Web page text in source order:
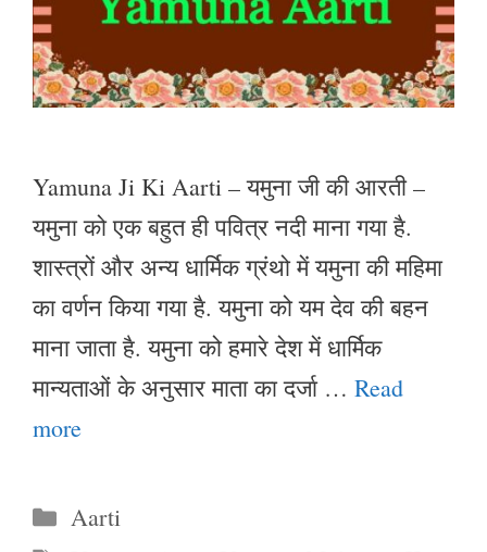
Yamuna Ji Ki Aarti – यमुना जी की आरती –
यमुना को एक बहुत ही पवित्र नदी माना गया है.
शास्त्रों और अन्य धार्मिक ग्रंथो में यमुना की महिमा
का वर्णन किया गया है. यमुना को यम देव की बहन
माना जाता है. यमुना को हमारे देश में धार्मिक
मान्यताओं के अनुसार माता का दर्जा … Read
more
Categories
Aarti